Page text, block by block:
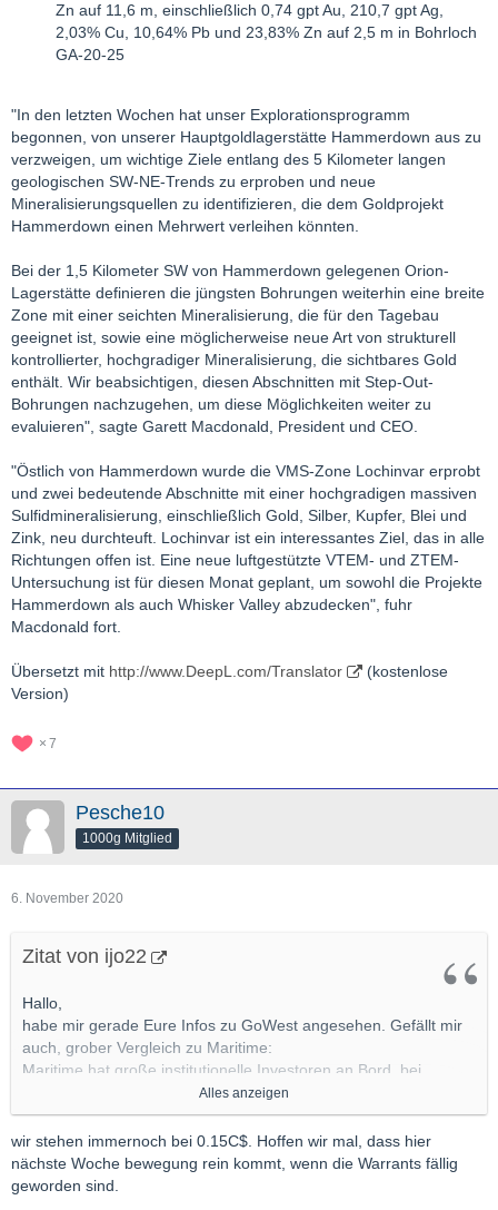
Zn auf 11,6 m, einschließlich 0,74 gpt Au, 210,7 gpt Ag,
2,03% Cu, 10,64% Pb und 23,83% Zn auf 2,5 m in Bohrloch
GA-20-25
"In den letzten Wochen hat unser Explorationsprogramm
begonnen, von unserer Hauptgoldlagerstätte Hammerdown aus zu
verzweigen, um wichtige Ziele entlang des 5 Kilometer langen
geologischen SW-NE-Trends zu erproben und neue
Mineralisierungsquellen zu identifizieren, die dem Goldprojekt
Hammerdown einen Mehrwert verleihen könnten.
Bei der 1,5 Kilometer SW von Hammerdown gelegenen Orion-
Lagerstätte definieren die jüngsten Bohrungen weiterhin eine breite
Zone mit einer seichten Mineralisierung, die für den Tagebau
geeignet ist, sowie eine möglicherweise neue Art von strukturell
kontrollierter, hochgradiger Mineralisierung, die sichtbares Gold
enthält. Wir beabsichtigen, diesen Abschnitten mit Step-Out-
Bohrungen nachzugehen, um diese Möglichkeiten weiter zu
evaluieren", sagte Garett Macdonald, President und CEO.
"Östlich von Hammerdown wurde die VMS-Zone Lochinvar erprobt
und zwei bedeutende Abschnitte mit einer hochgradigen massiven
Sulfidmineralisierung, einschließlich Gold, Silber, Kupfer, Blei und
Zink, neu durchteuft. Lochinvar ist ein interessantes Ziel, das in alle
Richtungen offen ist. Eine neue luftgestützte VTEM- und ZTEM-
Untersuchung ist für diesen Monat geplant, um sowohl die Projekte
Hammerdown als auch Whisker Valley abzudecken", fuhr
Macdonald fort.
Übersetzt mit http://www.DeepL.com/Translator
(kostenlose
Version)
7
Pesche10
1000g Mitglied
6. November 2020
Zitat von ijo22
Hallo,
habe mir gerade Eure Infos zu GoWest angesehen. Gefällt mir
auch, grober Vergleich zu Maritime:
Maritime hat große institutionelle Investoren an Bord, bei
GoWest ist mir hiervon noch nichts bekannt, sind meines
Wissens auf der Suche.
Das kann ein Vor- und Nachteil sein: Vorteil: Double Check und
Vertrauensbeweis, Nachteil sind die meist recht vorteilhaften
Alles anzeigen
wir stehen immernoch bei 0.15C$. Hoffen wir mal, dass hier
nächste Woche bewegung rein kommt, wenn die Warrants fällig
geworden sind.